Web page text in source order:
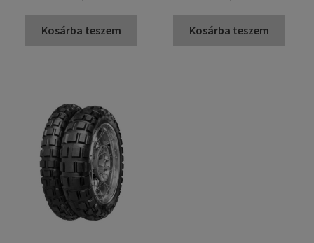
Kosárba teszem Kosárba teszem